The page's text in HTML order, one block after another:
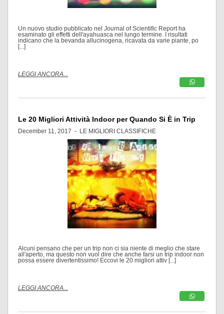
Un nuovo studio pubblicato nel Journal of Scientific Report ha
esaminato gli effetti dell'ayahuasca nel lungo termine. I risultati
indicano che la bevanda allucinogena, ricavata da varie piante, po
[...]
LEGGI ANCORA...
Le 20 Migliori Attività Indoor per Quando Si È in Trip
December 11, 2017 - LE MIGLIORI CLASSIFICHE
Alcuni pensano che per un trip non ci sia niente di meglio che stare
all'aperto, ma questo non vuol dire che anche farsi un trip indoor non
possa essere divertentissimo! Eccovi le 20 migliori attiv [...]
LEGGI ANCORA...